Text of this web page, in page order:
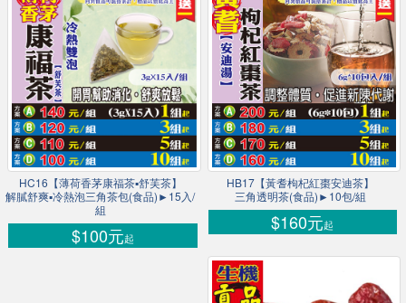
HC16【薄荷香茅康福茶▪舒芙茶】
解膩舒爽▪冷熱泡三角茶包(食品)►15入/
組
$100元起
HB17【黃耆枸杞紅棗安迪茶】
三角透明茶(食品)►10包/組
$160元起